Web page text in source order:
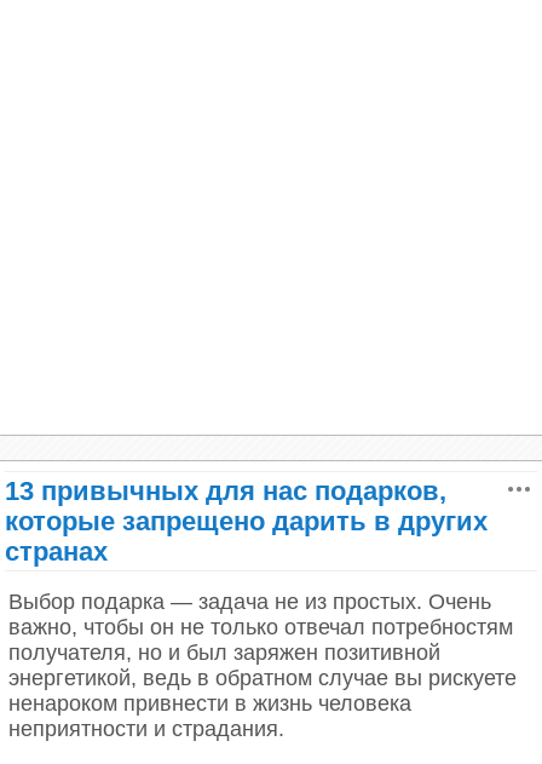
Во время праздника любой раб мог высказать
господину все, что он о нем думает. Закон
запрещал вспоминать это после окончания
Сатурналий и наказывать за дерзость. Правда,
насколько это срабатывало мы, увы, не знаем.
Британский историк и исследователь религии
Джеймс Джордж Фрэзер писал об этом так:
13 привычных для нас подарков,
которые запрещено дарить в других
странах
Выбор подарка — задача не из простых. Очень
важно, чтобы он не только отвечал потребностям
получателя, но и был заряжен позитивной
энергетикой, ведь в обратном случае вы рискуете
ненароком привнести в жизнь человека
неприятности и страдания.